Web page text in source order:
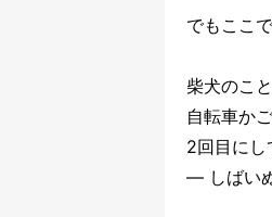
でもここ
柴犬のこ
自転車か
2回目にし
— しばい